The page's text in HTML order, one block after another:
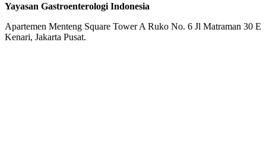
Yayasan Gastroenterologi Indonesia
Apartemen Menteng Square Tower A Ruko No. 6 Jl Matraman 30 E
Kenari, Jakarta Pusat.